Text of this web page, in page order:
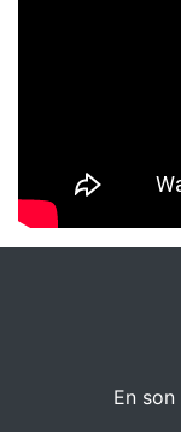
NYXmag 2.
En